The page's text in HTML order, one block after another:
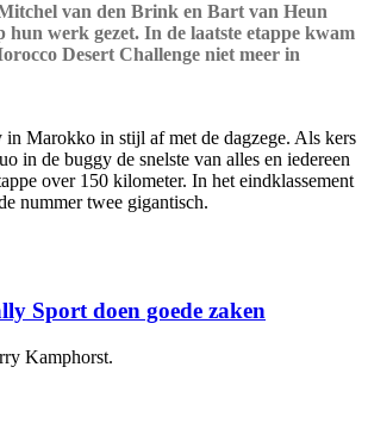
van den Brink en Bart van Heun
hun werk gezet. In de laatste etappe kwam
Desert Challenge niet meer in
Marokko in stijl af met de dagzege. Als kers
in de buggy de snelste van alles en iedereen
over 150 kilometer. In het eindklassement
nummer twee gigantisch.
Sport doen goede zaken
Kamphorst.